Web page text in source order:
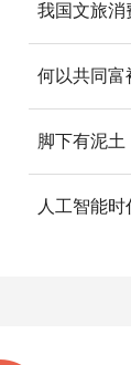
我国文旅消
何以共同富
脚下有泥
人工智能